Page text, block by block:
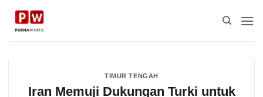
TIMUR TENGAH
Iran Memuji Dukungan Turki untuk